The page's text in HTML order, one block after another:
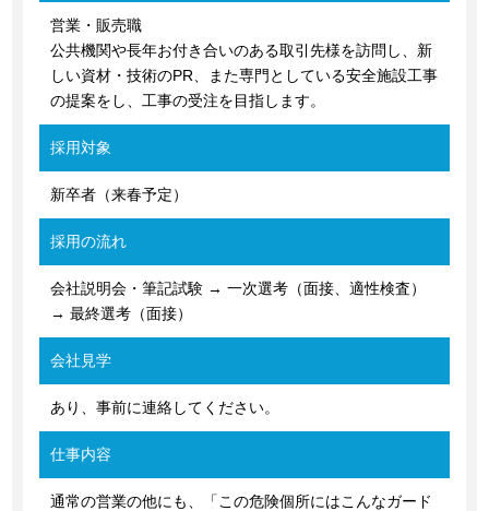
営業・販売職
公共機関や長年お付き合いのある取引先様を訪問し、新
しい資材・技術のPR、また専門としている安全施設工事
の提案をし、工事の受注を目指します。
採用対象
新卒者（来春予定）
採用の流れ
会社説明会・筆記試験 → 一次選考（面接、適性検査）
→ 最終選考（面接）
会社見学
あり、事前に連絡してください。
仕事内容
通常の営業の他にも、「この危険個所にはこんなガード